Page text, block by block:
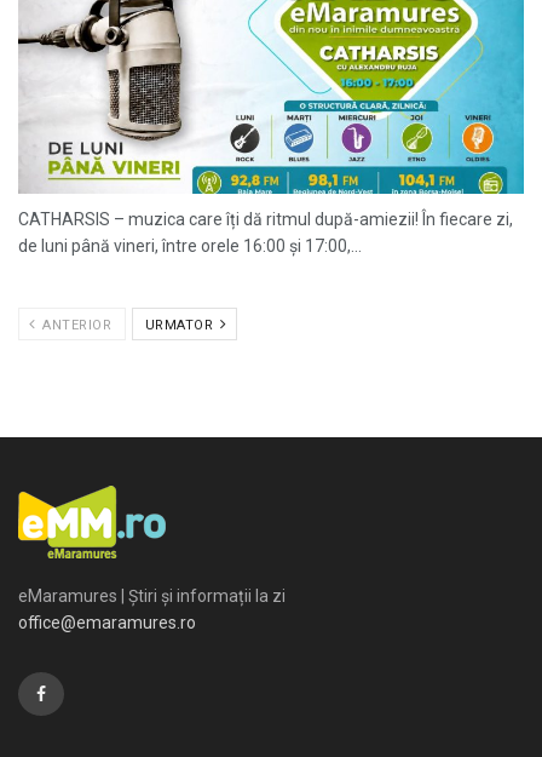
CATHARSIS – muzica care îți dă ritmul după-amiezii! În fiecare zi,
de luni până vineri, între orele 16:00 și 17:00,...
ANTERIOR URMATOR
eMaramures | Știri și informații la zi
office@emaramures.ro